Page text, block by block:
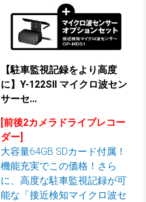
【駐車監視記録をより高度
に】Y-122SⅡ マイクロ波セン
サーセ...
[前後2カメラドライブレコー
ダー]
大容量64GB SDカード付属！
機能充実でこの価格！さら
に、高度な駐車監視記録が可
能な「接近検知マイクロ波セ